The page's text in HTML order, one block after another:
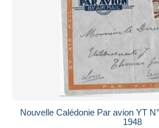
Nouvelle Calédonie Par avion YT
1948